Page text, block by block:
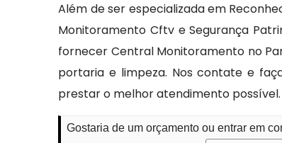
Além de ser especializada em
Monitoramento Cftv e Segurança
fornecer Central Monitoramento no
portaria e limpeza. Nos contate e
prestar o melhor atendimento possível.
Gostaria de um orçamento ou entrar em